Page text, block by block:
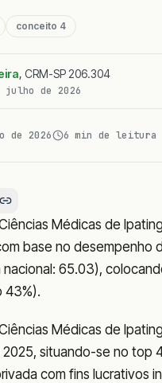
conceito 4
, CRM-SP 206.304
julho de 2026
de 2026 6 min de leitura
Médicas de
base no desempenho
65.03),
43%).
Médicas de
2025, situando-se no
com fins lucrativos